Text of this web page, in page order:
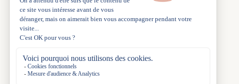
L’esprit de famille depuis 1983
Nos boutiques